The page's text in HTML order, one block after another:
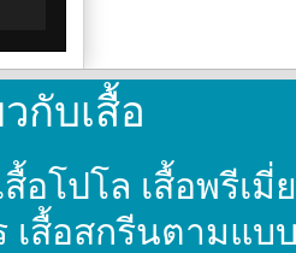
กับเสื้อ
สื้อโปโล เสื้อพรีเ
เสื้อสกรีนตามแบ